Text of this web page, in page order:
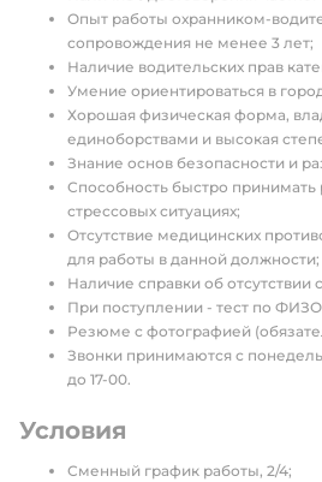
Опыт работы охранником-
сопровождения не менее 3 лет;
Наличие водительских прав
Умение ориентироваться в
Хорошая физическая форма,
единоборствами и высокая
Знание основ безопасности и
Способность быстро принимать
стрессовых ситуациях;
Отсутствие медицинских
для работы в данной должности;
Наличие справки об отсутствии
При поступлении - тест по ФИЗО
Резюме с фотографией
Звонки принимаются с
до 17-00.
Условия
Сменный график работы, 2/4;